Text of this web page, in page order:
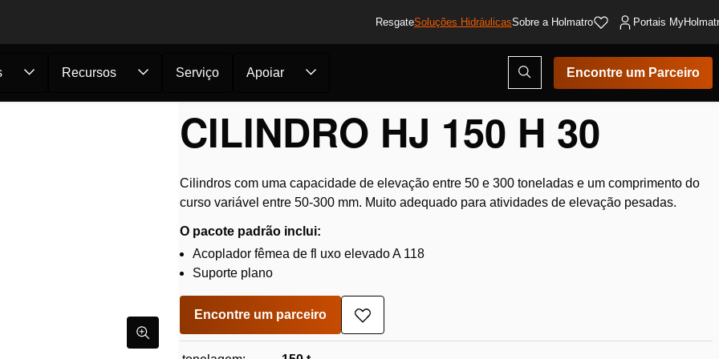
ResgateSoluções HidráulicasSobre a Holmatro Portais
Recursos Serviço Apoiar
Abrir
modal
de
pesquisa
Encontre um Parceiro
HJ 150 H...
CILINDRO HJ 150 H 30
Cilindros com uma capacidade de elevação entre 50 e 300 toneladas e um comprimento do
curso variável entre 50-300 mm. Muito adequado para atividades de elevação pesadas.
O pacote padrão inclui:
Acoplador fêmea de fl uxo elevado A 118
Suporte plano
Encontre um parceiro
Adicionar
à